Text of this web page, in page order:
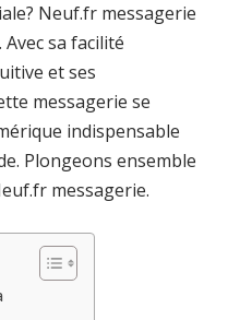
Neuf.fr messagerie
sa facilité
et ses
messagerie se
indispensable
Plongeons ensemble
messagerie.